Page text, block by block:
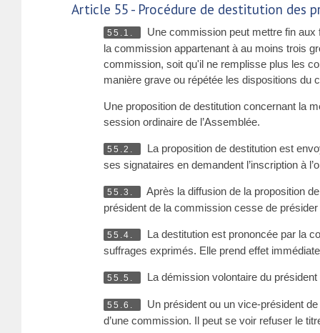
Article 55 - Procédure de destitution des
55.1.
Une commission peut mettre fin aux
la commission appartenant à au moins trois
commission, soit qu'il ne remplisse plus les
manière grave ou répétée les dispositions du
Une proposition de destitution concernant la
session ordinaire de l’Assemblée.
55.2.
La proposition de destitution est
ses signataires en demandent l’inscription à
55.3.
Après la diffusion de la proposition
président de la commission cesse de
55.4.
La destitution est prononcée par la
suffrages exprimés. Elle prend effet
55.5. La démission volontaire du
55.6.
Un président ou un vice-président
d’une commission. Il peut se voir refuser le